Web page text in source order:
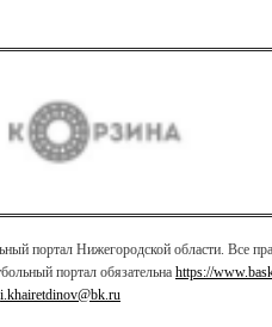
портал Нижегородской области. Все
портал обязательна https://
i.khairetdinov@bk.ru